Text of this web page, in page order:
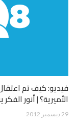
فيديو: كيف تم
الأميرية؟ | أنور
29 ديسمبر 2012